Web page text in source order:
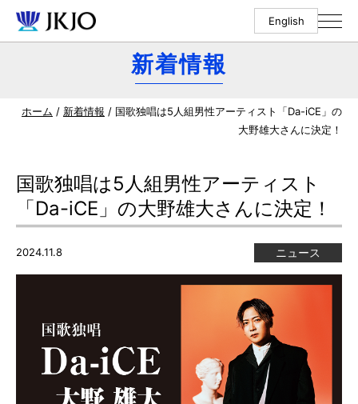
English
新着情報
ホーム / 新着情報 / 国歌独唱は5人組男性アーティスト「Da-iCE」の
大野雄大さんに決定！
国歌独唱は5人組男性アーティスト
「Da-iCE」の大野雄大さんに決定！
2024.11.8 ニュース